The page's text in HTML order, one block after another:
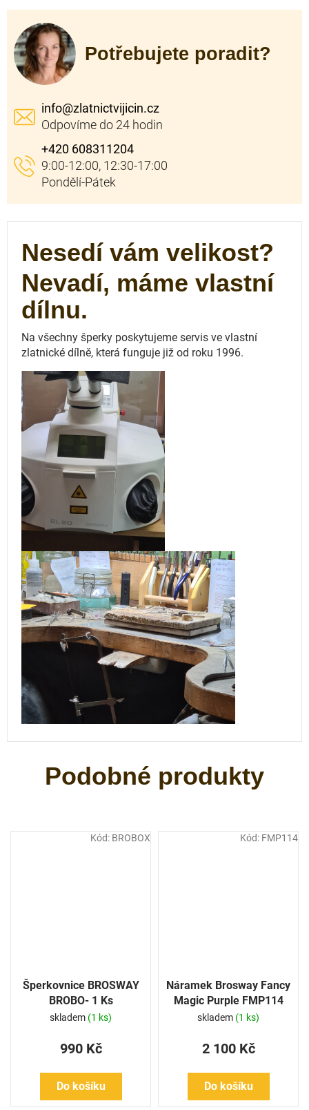
Potřebujete poradit?
info@zlatnictvijicin.cz
+420 608311204
Šperkovnice BROSWAY
BROBO- 1 Ks
skladem (1 ks)
990 Kč
Do košíku
Kód: BROBOX
Náramek Brosway Fancy
Magic Purple FMP114
skladem (1 ks)
2 100 Kč
Do košíku
Kód: FMP114
Nesedí vám velikost?
Nevadí, máme vlastní
dílnu.
Na všechny šperky poskytujeme servis ve vlastní
zlatnické dílně, která funguje již od roku 1996.